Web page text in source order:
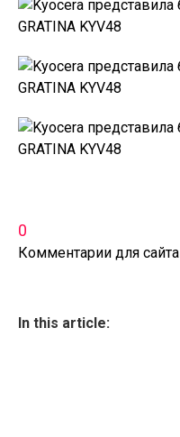
0
Комментарии для сайта
In this article: